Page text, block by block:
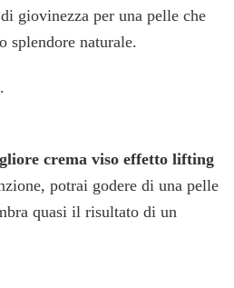
giovinezza per una pelle che
splendore naturale.
crema viso effetto lifting
potrai godere di una pelle
quasi il risultato di un